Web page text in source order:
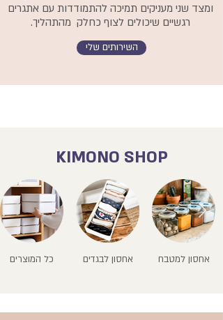
ומצד שני מעניקים תמיכה להתמודדות עם אתגרים
רגשיים שיכולים לצוף כחלק מהתהליך.
השירותים שלי
KIMONO SHOP
כל המוצרים אחסון לבגדים אחסון למטבח